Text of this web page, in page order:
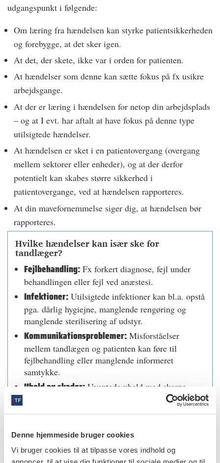
Denne hjemmeside bruger cookies
Vi bruger cookies til at tilpasse vores indhold og
udgangspunkt i følgende:
Om læring fra hændelsen kan styrke patientsikkerheden
og forebygge, at det sker igen.
At det, der skete, ikke var i orden for patienten.
At hændelser som denne kan sætte fokus på fx usikre
arbejdsgange.
At der er læring i hændelsen for netop din arbejdsplads
– og at I evt. har aftalt at have fokus på denne type
utilsigtede hændelser.
At hændelsen er sket i en patientovergang (overgang
mellem sektorer eller enheder), og at der derfor
potentielt kan skabes større sikkerhed i
patientovergange, ved at hændelsen rapporteres.
At din mavefornemmelse siger dig, at hændelsen bør
rapporteres.
Hvilke hændelser kan især ske for
tandlæger?
Fejlbehandling: Fx forkert diagnose, fejl under
behandlingen eller fejl ved anæstesi.
Infektioner: Utilsigtede infektioner kan bl.a. opstå
pga. dårlig hygiejne, manglende rengøring og
manglende sterilisering af udstyr.
Kommunikationsproblemer: Misforståelser
mellem tandlægen og patienten kan føre til
fejlbehandling eller manglende informeret
samtykke.
Uheld og skader: Uventede uheld med skarpe
genstande eller andet medicinsk udstyr, som kan
forårsage skader på patienten.
4. Hvordan skal du rapportere en